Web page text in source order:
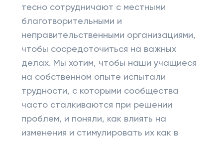
тесно сотрудничают с местными
благотворительными и
неправительственными организациями,
чтобы сосредоточиться на важных
делах. Мы хотим, чтобы наши учащиеся
на собственном опыте испытали
трудности, с которыми сообщества
часто сталкиваются при решении
проблем, и поняли, как влиять на
изменения и стимулировать их как в